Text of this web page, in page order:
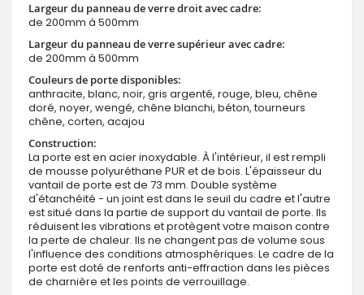
Largeur du panneau de verre droit avec cadre:
de 200mm à 500mm
Largeur du panneau de verre supérieur avec cadre:
de 200mm à 500mm
Couleurs de porte disponibles:
anthracite, blanc, noir, gris argenté, rouge, bleu, chêne
doré, noyer, wengé, chêne blanchi, béton, tourneurs
chêne, corten, acajou
Construction:
La porte est en acier inoxydable. À l'intérieur, il est rempli
de mousse polyuréthane PUR et de bois. L'épaisseur du
vantail de porte est de 73 mm. Double système
d'étanchéité - un joint est dans le seuil du cadre et l'autre
est situé dans la partie de support du vantail de porte. Ils
réduisent les vibrations et protègent votre maison contre
la perte de chaleur. Ils ne changent pas de volume sous
l'influence des conditions atmosphériques. Le cadre de la
porte est doté de renforts anti-effraction dans les pièces
de charnière et les points de verrouillage.